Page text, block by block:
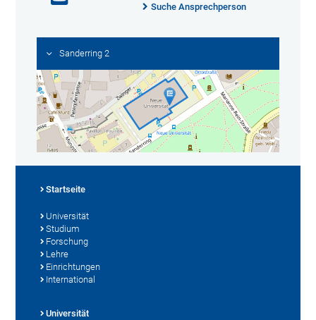
Suche Ansprechperson
Sanderring 2
Startseite
Universität
Studium
Forschung
Lehre
Einrichtungen
International
Universität